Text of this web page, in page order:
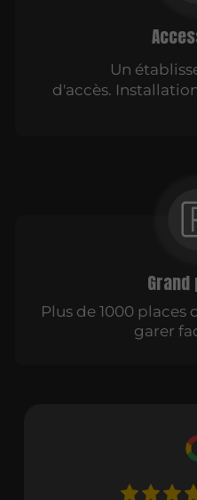
Un
d'accès.
Plus de 1000
garer